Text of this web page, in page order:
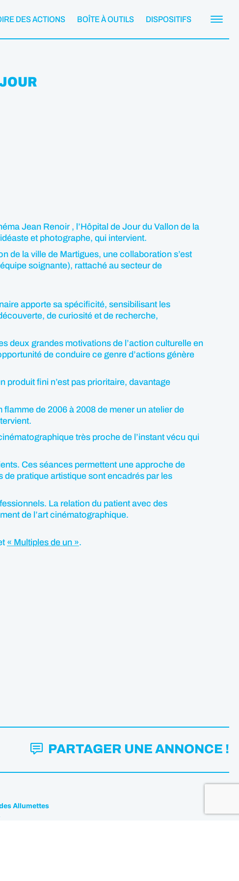
DES ACTIONS BOÎTE À OUTILS DISPOSITIFS
Jean Renoir , l’Hôpital de Jour du Vallon de la
et photographe, qui intervient.
de la ville de Martigues, une collaboration s’est
soignante), rattaché au secteur de
apporte sa spécificité, sensibilisant les
de curiosité et de recherche,
deux grandes motivations de l’action culturelle en
de conduire ce genre d’actions génère
produit fini n’est pas prioritaire, davantage
de 2006 à 2008 de mener un atelier de
très proche de l’instant vécu qui
Ces séances permettent une approche de
de pratique artistique sont encadrés par les
La relation du patient avec des
de l’art cinématographique.
« Multiples de un ».
PARTAGER UNE ANNONCE !
Allumettes